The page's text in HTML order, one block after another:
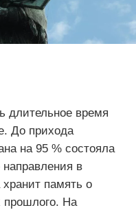
длительное время
До прихода
на 95 % состояла
в
хранит память о
прошлого. На